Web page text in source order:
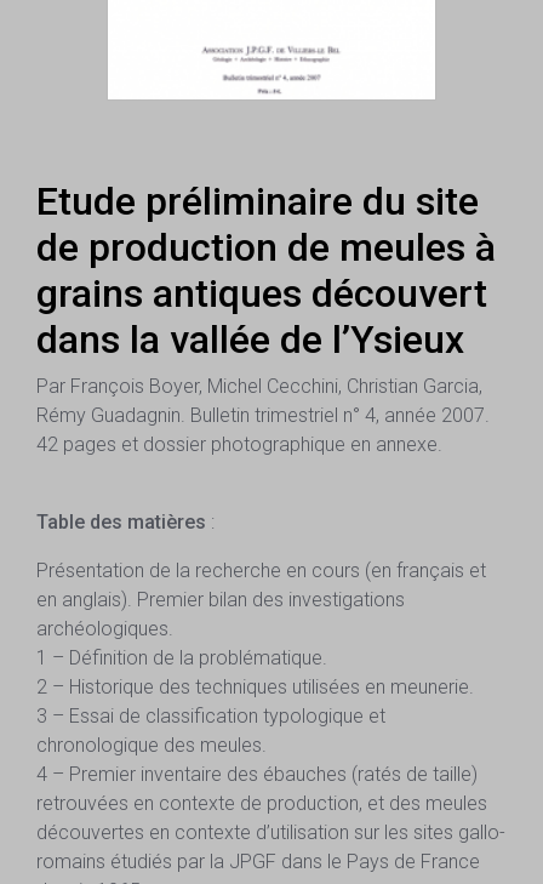
Etude préliminaire du site
de production de meules à
grains antiques découvert
dans la vallée de l’Ysieux
Par François Boyer, Michel Cecchini, Christian Garcia,
Rémy Guadagnin. Bulletin trimestriel n° 4, année 2007.
42 pages et dossier photographique en annexe.
Table des matières :
Présentation de la recherche en cours (en français et
en anglais). Premier bilan des investigations
archéologiques.
1 – Définition de la problématique.
2 – Historique des techniques utilisées en meunerie.
3 – Essai de classification typologique et
chronologique des meules.
4 – Premier inventaire des ébauches (ratés de taille)
retrouvées en contexte de production, et des meules
découvertes en contexte d’utilisation sur les sites gallo-
romains étudiés par la JPGF dans le Pays de France